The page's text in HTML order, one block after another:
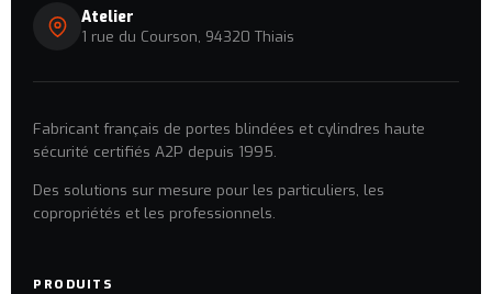
Atelier
1 rue du Courson, 94320 Thiais
Fabricant français de portes blindées et cylindres haute
sécurité certifiés A2P depuis 1995.
Des solutions sur mesure pour les particuliers, les
copropriétés et les professionnels.
PRODUITS